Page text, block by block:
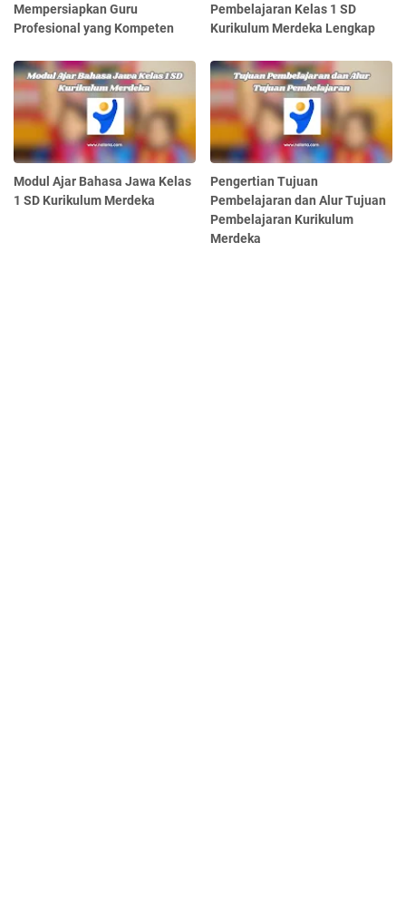
Mempersiapkan Guru
Profesional yang Kompeten
Pembelajaran Kelas 1 SD
Kurikulum Merdeka Lengkap
Modul Ajar Bahasa Jawa Kelas
1 SD Kurikulum Merdeka
Pengertian Tujuan
Pembelajaran dan Alur Tujuan
Pembelajaran Kurikulum
Merdeka